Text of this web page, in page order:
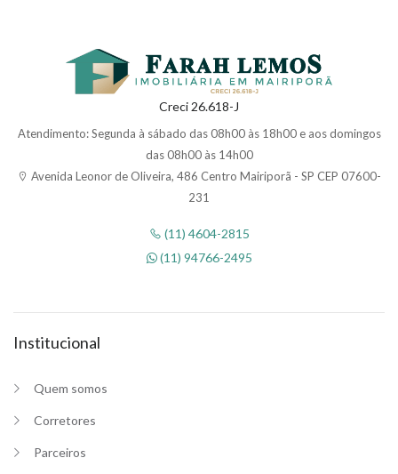
Creci 26.618-J
Atendimento: Segunda à sábado das 08h00 às 18h00 e aos domingos
das 08h00 às 14h00
Avenida Leonor de Oliveira, 486 Centro Mairiporã - SP CEP 07600-
231
(11) 4604-2815
(11) 94766-2495
Institucional
Quem somos
Corretores
Parceiros